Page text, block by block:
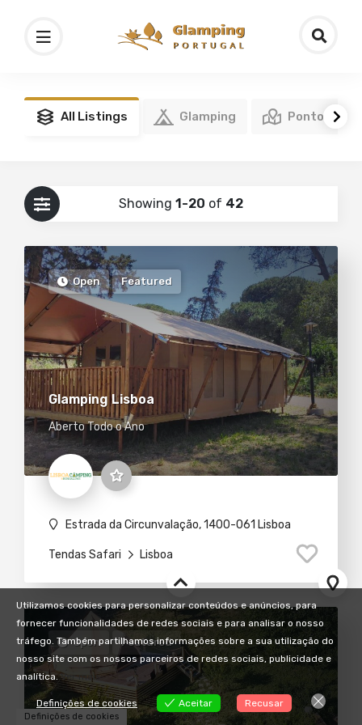
All Listings Glamping Pontos de
Showing 1-20 of 42
Open Featured
Glamping Lisboa
Aberto Todo o Ano
Estrada da Circunvalação, 1400-061 Lisboa
Tendas Safari Lisboa
Open Featured
Utilizamos cookies para personalizar conteúdos e anúncios, para
fornecer funcionalidades de redes sociais e para analisar o nosso
tráfego. Também partilhamos informações sobre a sua utilização do
nosso site com os nossos parceiros de redes sociais, publicidade e
analítica.Ver mais
Definições de cookies Aceitar Recusar
Definições de cookies